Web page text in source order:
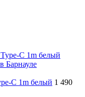
C 1m белый 1 490